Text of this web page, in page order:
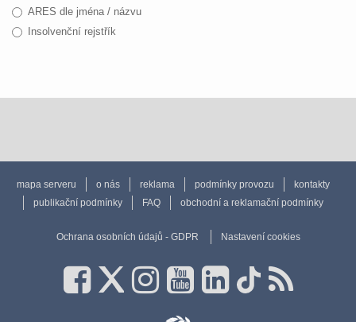
ARES dle jména / názvu
Insolvenční rejstřík
mapa serveru o nás reklama podmínky provozu
kontakty
publikační podmínky
FAQ obchodní a reklamační podmínky
Ochrana osobních údajů - GDPR Nastavení cookies